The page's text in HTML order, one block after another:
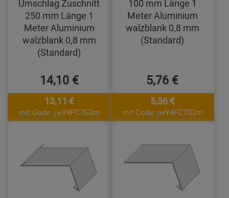
Umschlag Zuschnitt
250 mm Länge 1
Meter Aluminium
walzblank 0,8 mm
(Standard)
14,10 €
13,11 €
mit Code: jwY4FC7G2m
100 mm Länge 1
Meter Aluminium
walzblank 0,8 mm
(Standard)
5,76 €
5,36 €
mit Code: jwY4FC7G2m